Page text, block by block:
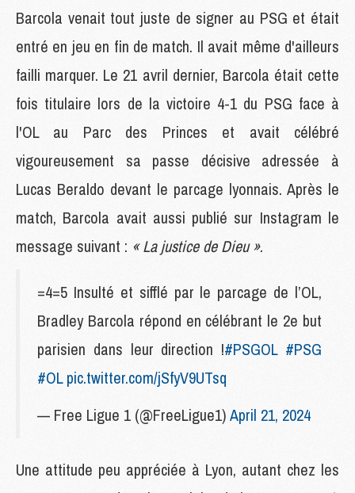
Barcola venait tout juste de signer au PSG et était
entré en jeu en fin de match. Il avait même d'ailleurs
failli marquer. Le 21 avril dernier, Barcola était cette
fois titulaire lors de la victoire 4-1 du PSG face à
l'OL au Parc des Princes et avait célébré
vigoureusement sa passe décisive adressée à
Lucas Beraldo devant le parcage lyonnais. Après le
match, Barcola avait aussi publié sur Instagram le
message suivant : « La justice de Dieu ».
=4=5 Insulté et sifflé par le parcage de l’OL,
Bradley Barcola répond en célébrant le 2e but
parisien dans leur direction !#PSGOL #PSG
#OL pic.twitter.com/jSfyV9UTsq
— Free Ligue 1 (@FreeLigue1)April 21, 2024
Une attitude peu appréciée à Lyon, autant chez les